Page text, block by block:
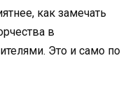
как замечать
в
Это и само по